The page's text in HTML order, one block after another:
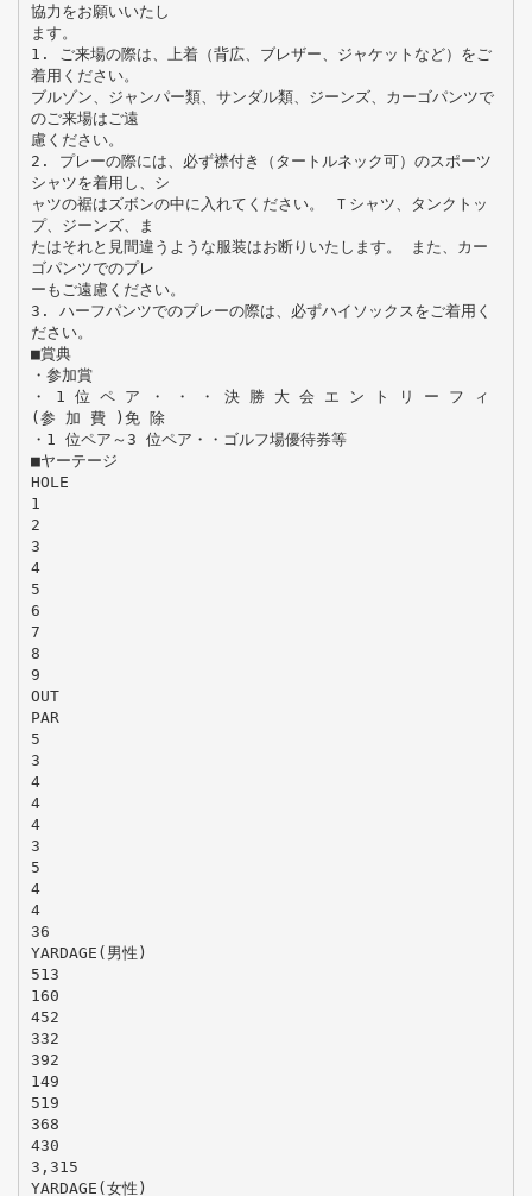
協力をお願いいたし
ます。
1. ご来場の際は、上着（背広、ブレザー、ジャケットなど）をご
着用ください。
ブルゾン、ジャンパー類、サンダル類、ジーンズ、カーゴパンツで
のご来場はご遠
慮ください。
2. プレーの際には、必ず襟付き（タートルネック可）のスポーツ
シャツを着用し、シ
ャツの裾はズボンの中に入れてください。 Ｔシャツ、タンクトッ
プ、ジーンズ、ま
たはそれと見間違うような服装はお断りいたします。 また、カー
ゴパンツでのプレ
ーもご遠慮ください。
3. ハーフパンツでのプレーの際は、必ずハイソックスをご着用く
ださい。
■賞典
・参加賞
・ 1 位 ペ ア ・ ・ ・ 決 勝 大 会 エ ン ト リ ー フ ィ
(参 加 費 )免 除
・1 位ペア～3 位ペア・・ゴルフ場優待券等
■ヤーテージ
HOLE
1
2
3
4
5
6
7
8
9
OUT
PAR
5
3
4
4
4
3
5
4
4
36
YARDAGE(男性)
513
160
452
332
392
149
519
368
430
3,315
YARDAGE(女性)